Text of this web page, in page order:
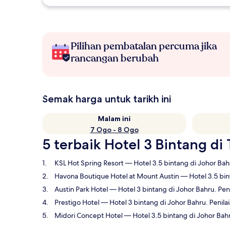
Pilihan pembatalan percuma jika
rancangan berubah
Semak harga untuk tarikh ini
Malam ini
7 Ogo - 8 Ogo
5 terbaik Hotel 3 Bintang di
KSL Hot Spring Resort— Hotel 3.5 bintang di Johor
Havona Boutique Hotel at Mount Austin— Hotel 3.5
Austin Park Hotel— Hotel 3 bintang di Johor Bahru.
Prestigo Hotel— Hotel 3 bintang di Johor Bahru.
Midori Concept Hotel— Hotel 3.5 bintang di Johor